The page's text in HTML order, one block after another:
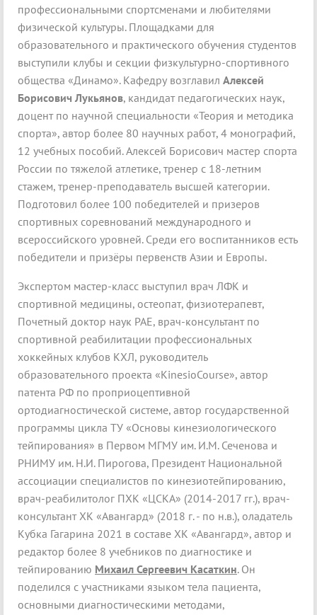
профессиональными спортсменами и любителями
физической культуры. Площадками для
образовательного и практического обучения студентов
выступили клубы и секции физкультурно-спортивного
общества «Динамо». Кафедру возглавил Алексей
Борисович Лукьянов, кандидат педагогических наук,
доцент по научной специальности «Теория и методика
спорта», автор более 80 научных работ, 4 монографий,
12 учебных пособий. Алексей Борисович мастер спорта
России по тяжелой атлетике, тренер с 18-летним
стажем, тренер-преподаватель высшей категории.
Подготовил более 100 победителей и призеров
спортивных соревнований международного и
всероссийского уровней. Среди его воспитанников есть
победители и призёры первенств Азии и Европы.
Экспертом мастер-класс выступил врач ЛФК и
спортивной медицины, остеопат, физиотерапевт,
Почетный доктор наук РАЕ, врач-консультант по
спортивной реабилитации профессиональных
хоккейных клубов КХЛ, руководитель
образовательного проекта «KinesioCourse», автор
патента РФ по проприоцептивной
ортодиагностической системе, автор государственной
программы цикла ТУ «Основы кинезиологического
тейпирования» в Первом МГМУ им. И.М. Сеченова и
РНИМУ им. Н.И. Пирогова, Президент Национальной
ассоциации специалистов по кинезиотейпированию,
врач-реабилитолог ПХК «ЦСКА» (2014-2017 гг.), врач-
консультант ХК «Авангард» (2018 г. - по н.в.), оладатель
Кубка Гагарина 2021 в составе ХК «Авангард», автор и
редактор более 8 учебников по диагностике и
тейпированию Михаил Сергеевич Касаткин. Он
поделился с участниками языком тела пациента,
основными диагностическими методами,